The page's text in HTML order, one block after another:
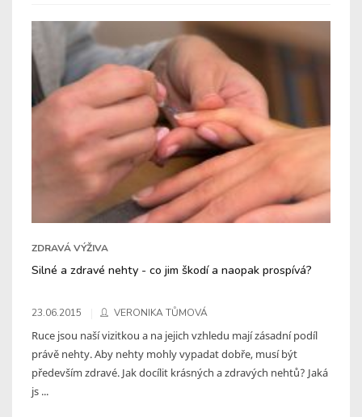
ZDRAVÁ VÝŽIVA
Silné a zdravé nehty - co jim škodí a naopak prospívá?
23.06.2015 VERONIKA TŮMOVÁ
Ruce jsou naší vizitkou a na jejich vzhledu mají zásadní podíl
právě nehty. Aby nehty mohly vypadat dobře, musí být
především zdravé. Jak docílit krásných a zdravých nehtů? Jaká
js ...